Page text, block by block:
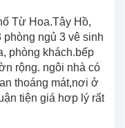
Từ Hoa.Tây Hồ,
ngủ 3 vê sinh
phòng khách.bếp
rộng. ngôi nhà có
thoáng mát,nơi ở
tiện giá hơp lý rất